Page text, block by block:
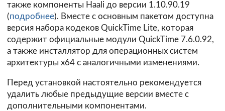
также компоненты Haali до версии 1.10.90.19
(подробнее). Вместе с основным пакетом доступна
версия набора кодеков QuickTime Lite, которая
содержит официальные модули QuickTime 7.6.0.92,
а также инсталлятор для операционных систем
архитектуры х64 с аналогичными изменениями.
Перед установкой настоятельно рекомендуется
удалить любые предыдущие версии вместе с
дополнительными компонентами.